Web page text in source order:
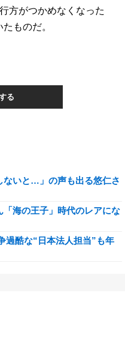
方がつかめなくなった
ものだ。
る
ないと…」の声も出る悠仁さ
「海の王子」時代のレアにな
過酷な“日本法人担当”も年